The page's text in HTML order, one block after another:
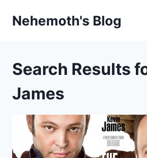
Nehemoth's Blog
Search Results
James